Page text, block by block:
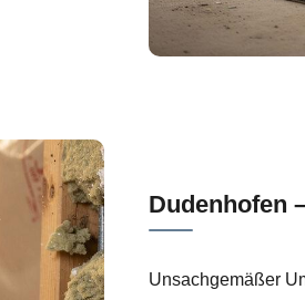
Dudenhofen
Unsachgemäßer